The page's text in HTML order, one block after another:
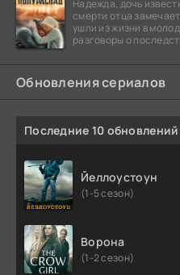
Надежда, дочь
смерти отца
ушли из жизни в
разговоры о
Обновления сериалов
Последние 10 обновлений
Йеллоустоун
(1-5 сезон)
Ворона
(1-2 сезон)